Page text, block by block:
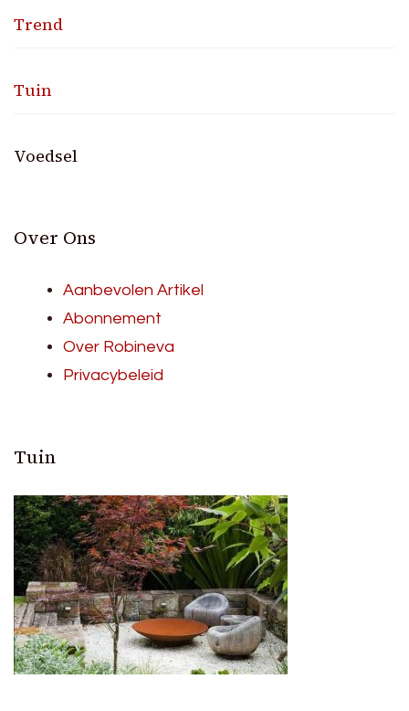
Trend
Tuin
Voedsel
Over Ons
Aanbevolen Artikel
Abonnement
Over Robineva
Privacybeleid
Tuin